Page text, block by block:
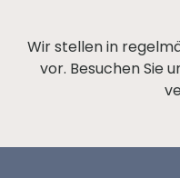
Wir stellen in
vor. Besuchen Sie